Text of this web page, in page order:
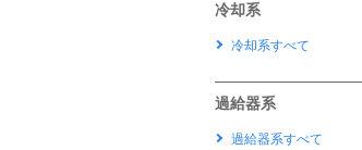
冷却系
冷却系すべて
過給器系
過給器系すべて